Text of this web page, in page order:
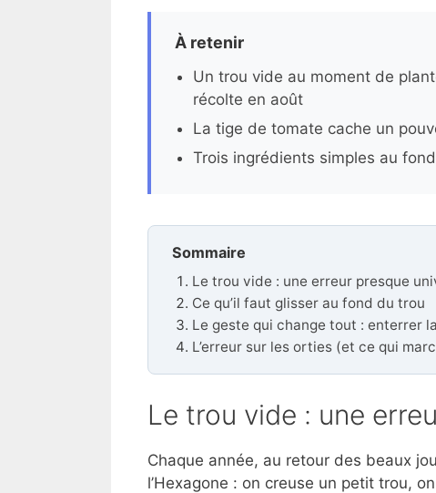
À retenir
Un trou vide au moment de
récolte en août
La tige de tomate cache un
Trois ingrédients simples au
Sommaire
Le trou vide : une erreur presque
Ce qu’il faut glisser au fond du trou
Le geste qui change tout : enterrer
L’erreur sur les orties (et ce qui
Le trou vide : une
Chaque année, au retour des beaux
l’Hexagone : on creuse un petit trou,